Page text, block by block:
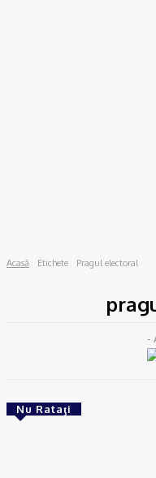
Acasă Etichete Pragul electoral
-
Nu Rataţi